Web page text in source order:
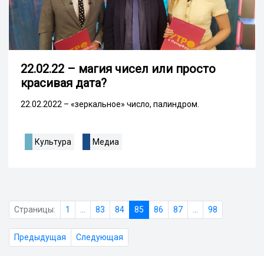
22.02.22 – магия чисел или просто
красивая дата?
22.02.2022 – «зеркальное» число, палиндром.
Культура Медиа
Страницы: 1 83 84 85 86 87 98
Предыдущая Следующая